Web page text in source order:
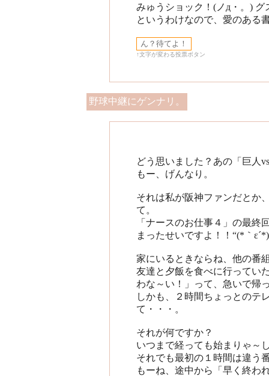
みゅうショック！(ノд・。) グ
というわけなので、愛のある
↑文字が変わる投票ボタン
野球中継にゲンナリ。
どう思いました？あの「巨人
もー、げんなり。
それは私が阪神ファンだとか
て。
「ナースのお仕事４」の最終
まったせいですよ！！“(*｀
家にいるときならね、他の番
友達と夕飯を食べに行ってい
わな～い！」って、急いで帰
しかも、２時間ちょっとのテ
て・・・。
それが何ですか？
いつまで経っても始まりゃ～
それでも最初の１時間は違う
もーね、途中から「早く終わ